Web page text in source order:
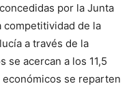
por la Junta
competitividad de la
a través de la
se acercan a los 11,5
se reparten